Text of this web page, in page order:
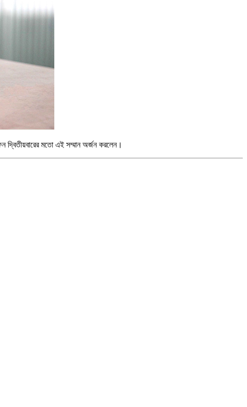
দ্বিতীয়বারের মতো এই সম্মান অর্জন করলেন।